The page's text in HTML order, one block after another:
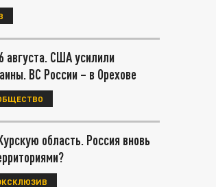
августа. США усилили
ВС России – в Орехове
область. Россия вновь